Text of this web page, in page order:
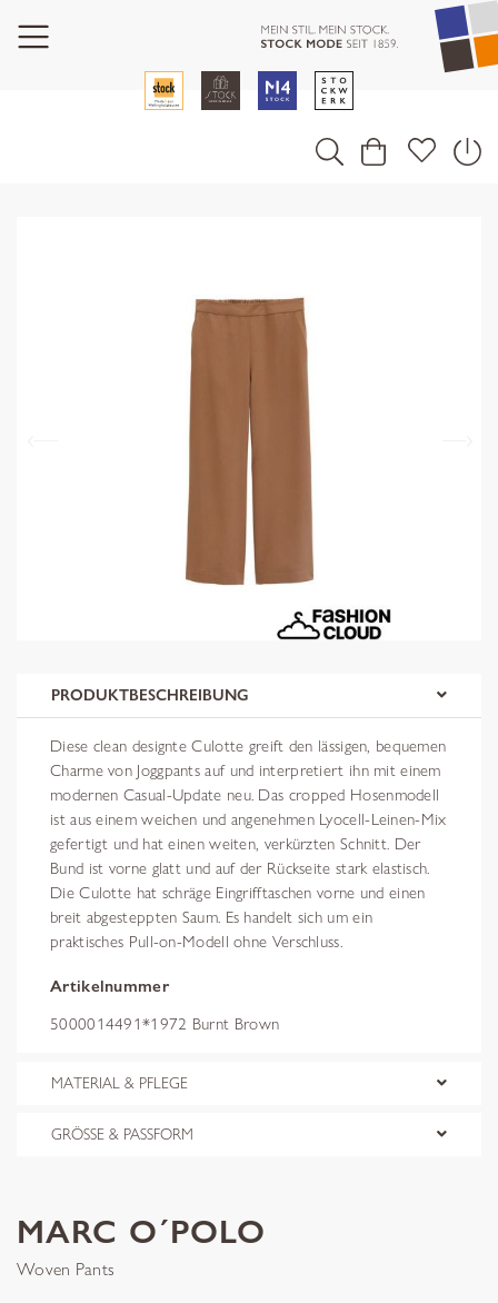
PRODUKTBESCHREIBUNG
Diese clean designte Culotte greift den lässigen, bequemen
Charme von Joggpants auf und interpretiert ihn mit einem
modernen Casual-Update neu. Das cropped Hosenmodell
ist aus einem weichen und angenehmen Lyocell-Leinen-Mix
gefertigt und hat einen weiten, verkürzten Schnitt. Der
Bund ist vorne glatt und auf der Rückseite stark elastisch.
Die Culotte hat schräge Eingrifftaschen vorne und einen
breit abgesteppten Saum. Es handelt sich um ein
praktisches Pull-on-Modell ohne Verschluss.
Artikelnummer
5000014491*1972 Burnt Brown
MATERIAL & PFLEGE
GRÖSSE & PASSFORM
MARC O´POLO
Woven Pants